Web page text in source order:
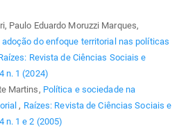
Paulo Eduardo Moruzzi Marques,
do enfoque territorial nas políticas
Revista de Ciências Sociais e
n. 1 (2024)
Martins, Política e sociedade na
, Raízes: Revista de Ciências Sociais e
n. 1 e 2 (2005)